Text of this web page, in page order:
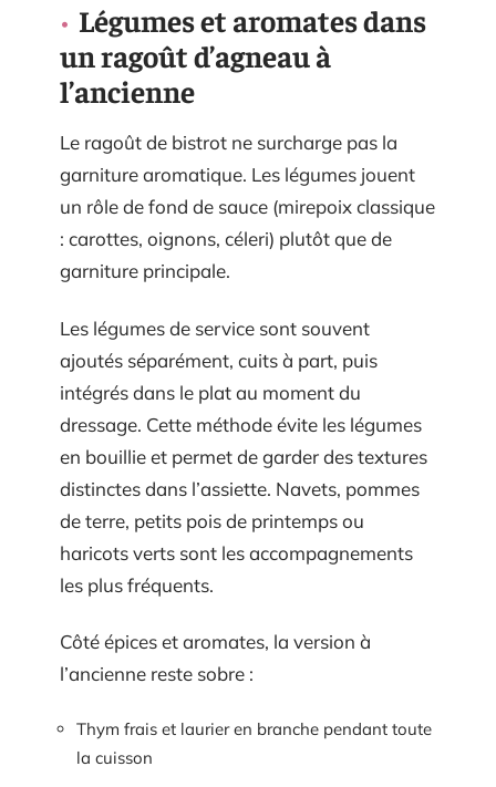
Légumes et aromates dans
un ragoût d’agneau à
l’ancienne
Le ragoût de bistrot ne surcharge pas la
garniture aromatique. Les légumes jouent
un rôle de fond de sauce (mirepoix classique
: carottes, oignons, céleri) plutôt que de
garniture principale.
Les légumes de service sont souvent
ajoutés séparément, cuits à part, puis
intégrés dans le plat au moment du
dressage. Cette méthode évite les légumes
en bouillie et permet de garder des textures
distinctes dans l’assiette. Navets, pommes
de terre, petits pois de printemps ou
haricots verts sont les accompagnements
les plus fréquents.
Côté épices et aromates, la version à
l’ancienne reste sobre :
Thym frais et laurier en branche pendant toute
la cuisson